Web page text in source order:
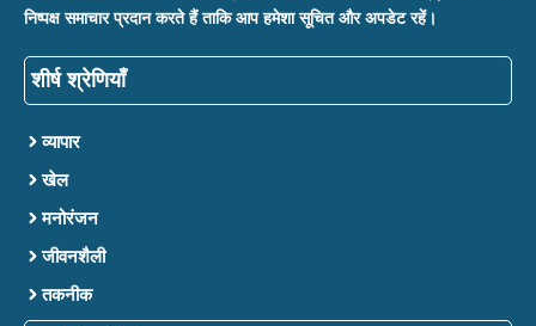
निष्पक्ष समाचार प्रदान करते हैं ताकि आप हमेशा सूचित और अपडेट रहें।
शीर्ष श्रेणियाँ
व्यापार
खेल
मनोरंजन
जीवनशैली
तकनीक